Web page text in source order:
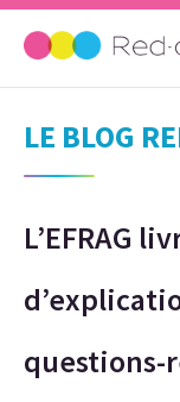
LE BLOG
L’EFRAG
questions-